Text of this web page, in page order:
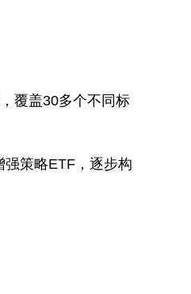
覆盖30多个不同标
策略ETF，逐步构